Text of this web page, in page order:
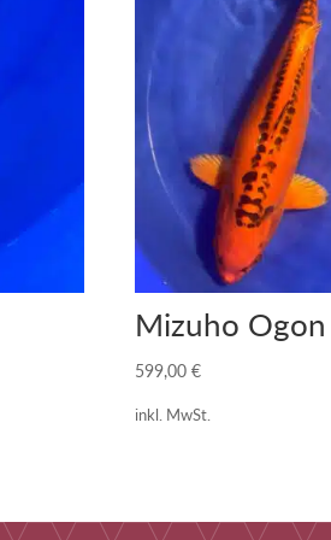
Mizuho Ogon
599,00 €
inkl. MwSt.